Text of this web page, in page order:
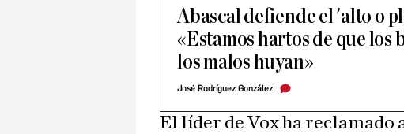
Abascal defiende el 'alto o
«Estamos hartos de que los
los malos huyan»
José Rodríguez González
El líder de Vox ha reclamado